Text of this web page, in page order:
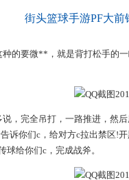
街头篮球手游PF大
的要微**，就是背打松手的
，完全吊打，一路推进，然
诉你们c，给对方c拉出禁区!
球给你们c，完成战斧。